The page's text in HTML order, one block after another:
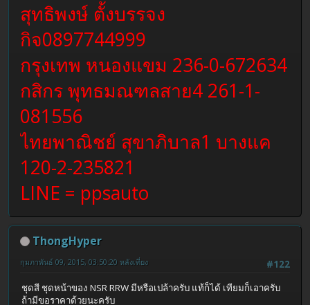
สุทธิพงษ์ ตั้งบรรจง
กิจ0897744999
กรุงเทพ หนองแขม 236-0-672634
กสิกร พุทธมณฑลสาย4 261-1-
081556
ไทยพาณิชย์ สุขาภิบาล1 บางแค
120-2-235821
LINE = ppsauto
ThongHyper
#122
กุมภาพันธ์ 09, 2015, 03:50:20 หลังเที่ยง
ชุดสี ชุดหน้าของ NSR RRW มีหรือเปล้าครับ แท้ก็ได้ เทียมก็เอาครับ
ถ้ามีขอราคาด้วยนะครับ